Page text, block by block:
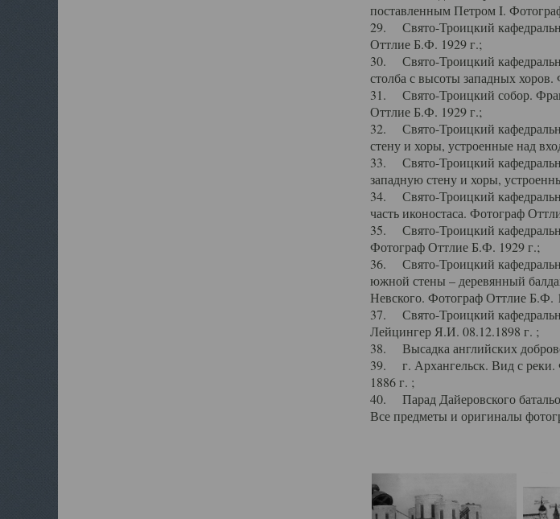
поставленным Петром I.
29. Свято-Троицкий
Оттлие Б.Ф. 1929 г.;
30. Свято-Троицкий
столба с высоты западных
31. Свято-Троицкий собор.
Оттлие Б.Ф. 1929 г.;
32. Свято-Троицкий
стену и хоры, устроенные над
33. Свято-Троицкий
западную стену и хоры,
34. Свято-Троицкий
часть иконостаса. Фотограф
35. Свято-Троицкий
Фотограф Оттлие Б.Ф. 1929 г.;
36. Свято-Троицкий
южной стены – деревянный
Невского. Фотограф Оттлие Б.Ф.
37. Свято-Троицкий
Лейцингер Я.И. 08.12.1898 г. ;
38. Высадка английских
39. г. Архангельск. Вид с реки.
1886 г. ;
40. Парад Дайеровского
Все предметы и оригиналы